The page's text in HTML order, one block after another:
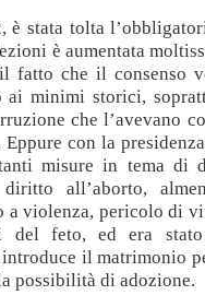
è stata tolta
è aumentata
fatto che il consenso
ai minimi storici,
che l’avevano
con la
misure in tema
diritto all’aborto,
a violenza, pericolo di
del feto, ed era
il matrimonio
possibilità di adozione.